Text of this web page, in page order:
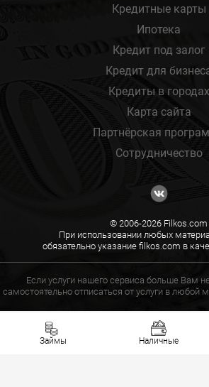
Займы Наличные
Кредитные карты
Ипотека
Кредит под залог
Кредит для
Кредиты в городах
Карта сайта
Партнёрская
Сотрудничество
© 2006-2026 Filkos.com
При использовании любых
обязательно указание filkos.com в
Если услуги нашего сервиса больше Вам
самостоятельно отписаться от услуги в любой